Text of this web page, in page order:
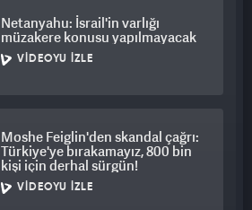
Netanyahu: İsrail'in varlığı
müzakere konusu yapılmayacak
VIDEOYU İZLE
Moshe Feiglin'den skandal çağrı:
Türkiye'ye bırakamayız, 800 bin
kişi için derhal sürgün!
VIDEOYU İZLE